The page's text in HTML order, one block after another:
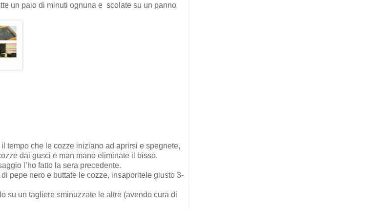
un paio di minuti ognuna e scolate su un panno
tempo che le cozze iniziano ad aprirsi e spegnete,
dai gusci e man mano eliminate il bisso.
l’ho fatto la sera precedente.
pepe nero e buttate le cozze, insaporitele giusto 3-
su un tagliere sminuzzate le altre (avendo cura di